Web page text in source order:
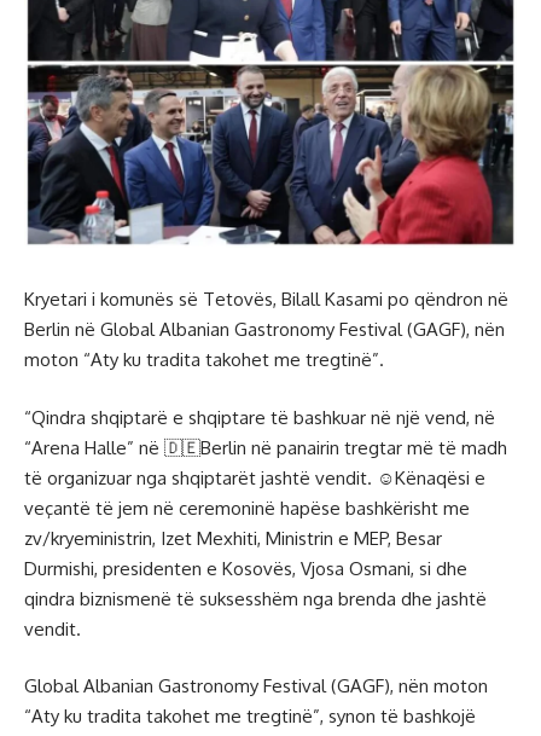
Kryetari i komunës së Tetovës, Bilall Kasami po qëndron në
Berlin në Global Albanian Gastronomy Festival (GAGF), nën
moton “Aty ku tradita takohet me tregtinë”.
“Qindra shqiptarë e shqiptare të bashkuar në një vend, në
“Arena Halle” në 🇩🇪Berlin në panairin tregtar më të madh
të organizuar nga shqiptarët jashtë vendit. ☺️Kënaqësi e
veçantë të jem në ceremoninë hapëse bashkërisht me
zv/kryeministrin, Izet Mexhiti, Ministrin e MEP, Besar
Durmishi, presidenten e Kosovës, Vjosa Osmani, si dhe
qindra biznismenë të suksesshëm nga brenda dhe jashtë
vendit.
Global Albanian Gastronomy Festival (GAGF), nën moton
“Aty ku tradita takohet me tregtinë”, synon të bashkojë